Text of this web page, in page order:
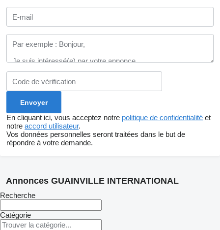
En cliquant ici, vous acceptez notre politique de confidentialité et
notre accord utilisateur.
Vos données personnelles seront traitées dans le but de
répondre à votre demande.
Annonces GUAINVILLE INTERNATIONAL
Recherche
Catégorie